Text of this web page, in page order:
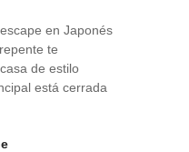
en Japonés
te
de estilo
está cerrada